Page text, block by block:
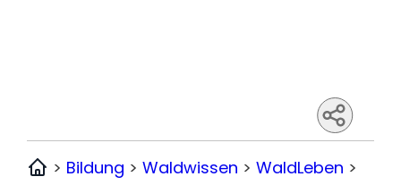
Home
> Bildung >Waldwissen >WaldLeben >